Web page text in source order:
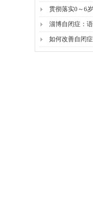
如何改善自闭